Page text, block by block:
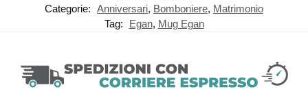
Categorie: Anniversari, Bomboniere, Matrimonio
Tag:
Egan, Mug Egan